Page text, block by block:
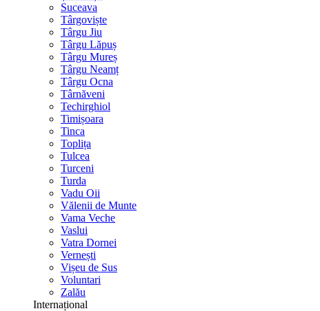
Suceava
Târgoviște
Târgu Jiu
Târgu Lăpuș
Târgu Mureș
Târgu Neamț
Târgu Ocna
Târnăveni
Techirghiol
Timișoara
Tinca
Toplița
Tulcea
Turceni
Turda
Vadu Oii
Vălenii de Munte
Vama Veche
Vaslui
Vatra Dornei
Vernești
Vișeu de Sus
Voluntari
Zalău
Internațional